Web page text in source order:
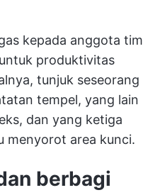
kepada anggota tim
produktivitas
tunjuk seseorang
tempel, yang lain
dan yang ketiga
menyorot area kunci.
berbagi